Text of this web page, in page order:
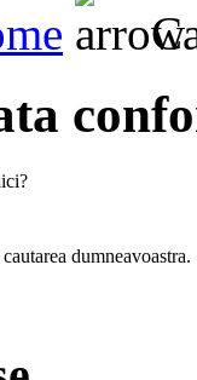
dumneavoastra.